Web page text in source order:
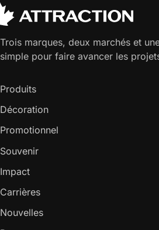
Trois marques, deux marchés et
simple pour faire avancer les
Produits
Décoration
Promotionnel
Souvenir
Impact
Carrières
Nouvelles